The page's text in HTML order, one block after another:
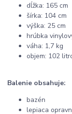
dĺžka: 165 cm
šírka: 104 cm
výška: 25 cm
hrúbka
váha: 1,7 kg
objem: 102
Balenie obsahuje:
bazén
lepiaca